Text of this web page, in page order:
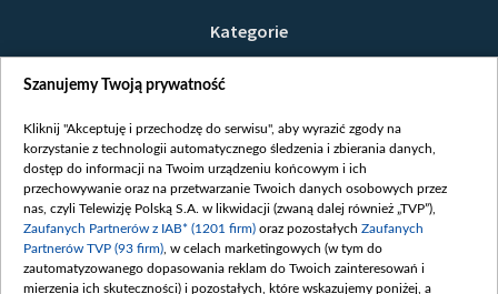
Kategorie
Opinie
Białoruś / Polska
Czytelnia
Centrum Europy
O nas
Kontakt
Szanujemy Twoją prywatność
Kliknij "Akceptuję i przechodzę do serwisu", aby wyrazić zgody na
korzystanie z technologii automatycznego śledzenia i zbierania danych,
dostęp do informacji na Twoim urządzeniu końcowym i ich
przechowywanie oraz na przetwarzanie Twoich danych osobowych przez
nas, czyli Telewizję Polską S.A. w likwidacji (zwaną dalej również „TVP”),
Zaufanych Partnerów z IAB* (1201 firm) oraz pozostałych Zaufanych
Partnerów TVP (93 firm) , w celach marketingowych (w tym do
zautomatyzowanego dopasowania reklam do Twoich zainteresowań i
mierzenia ich skuteczności) i pozostałych, które wskazujemy poniżej, a